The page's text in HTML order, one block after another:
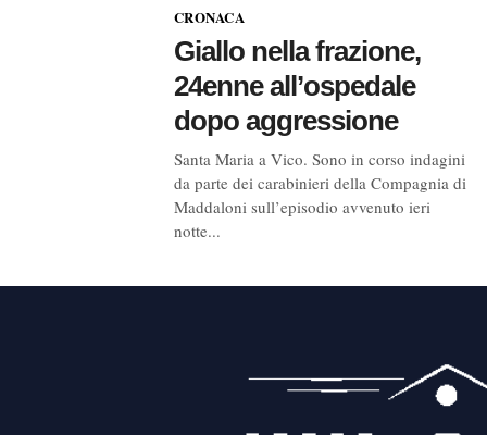
CRONACA
Giallo nella frazione,
24enne all’ospedale
dopo aggressione
Santa Maria a Vico. Sono in corso indagini
da parte dei carabinieri della Compagnia di
Maddaloni sull’episodio avvenuto ieri
notte...